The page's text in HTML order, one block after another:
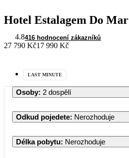
Hotel Estalagem Do Mar
4.8416 hodnocení zákazníků
27 790 Kč17 990 Kč
LAST MINUTE
Osoby: 2 dospělí
Odkud pojedete: Nerozhoduje
Délka pobytu: Nerozhoduje